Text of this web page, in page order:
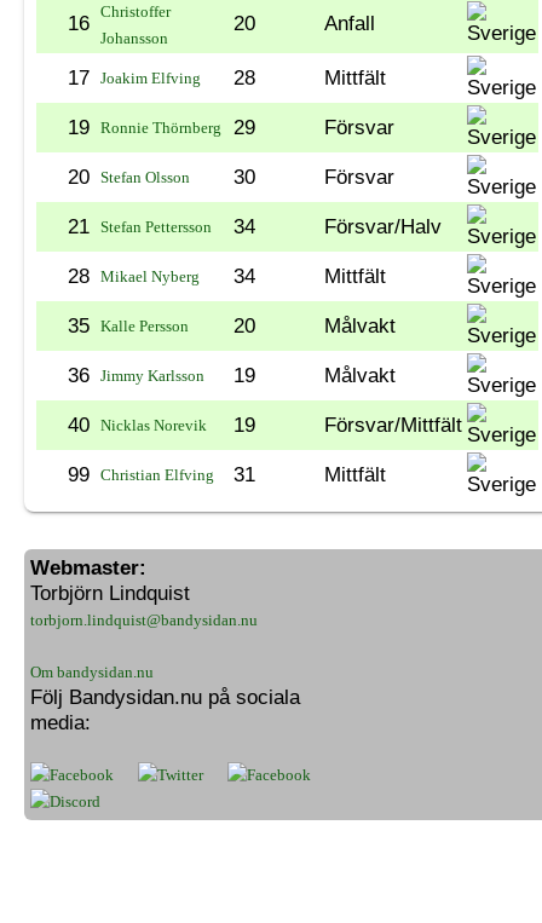
16
Christoffer
Johansson
20 Anfall
17 Joakim Elfving 28 Mittfält
19 Ronnie Thörnberg 29 Försvar
20 Stefan Olsson 30 Försvar
21 Stefan Pettersson 34 Försvar/Halv
28 Mikael Nyberg 34 Mittfält
35 Kalle Persson 20 Målvakt
36 Jimmy Karlsson 19 Målvakt
40 Nicklas Norevik 19 Försvar/Mittfält
99 Christian Elfving 31 Mittfält
Webmaster:
Torbjörn Lindquist
torbjorn.lindquist@bandysidan.nu
Om bandysidan.nu
Följ Bandysidan.nu på sociala
media: